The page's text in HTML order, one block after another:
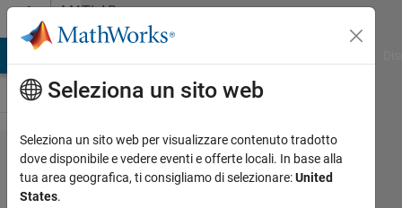
Vai al contenutoMATLAB
Answers
scatter
に地図
Seleziona un sito web
Seleziona un sito web per visualizzare contenuto tradotto
dove disponibile e vedere eventi e offerte locali. In base alla
tua area geografica, ti consigliamo di selezionare:United
States.